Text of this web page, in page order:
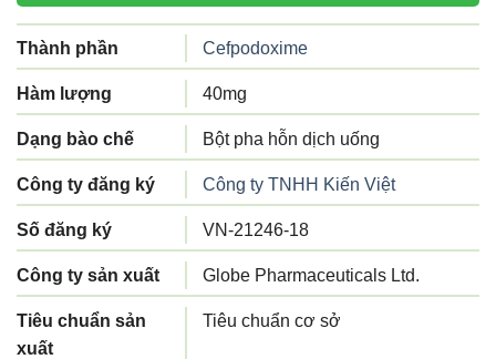
Thành phần Cefpodoxime
Hàm lượng 40mg
Dạng bào chế Bột pha hỗn dịch uống
Công ty đăng ký Công ty TNHH Kiến Việt
Số đăng ký VN-21246-18
Công ty sản xuất Globe Pharmaceuticals Ltd.
Tiêu chuẩn sản
xuất
Tiêu chuẩn cơ sở